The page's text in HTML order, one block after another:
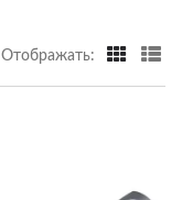
Отображать: